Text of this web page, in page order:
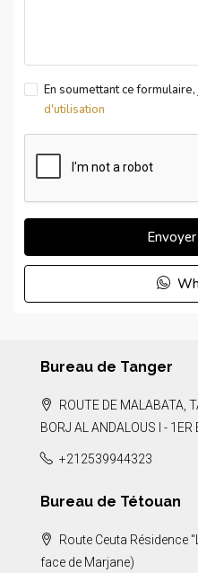
En soumettant ce
d'utilisation
Bureau de Tanger
ROUTE DE MALABATA,
BORJ AL ANDALOUS I - 1ER
+212539944323
Bureau de Tétouan
Route Ceuta Résidence
face de Marjane)